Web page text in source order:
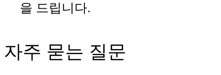
을 드립니다.
자주 묻는 질문